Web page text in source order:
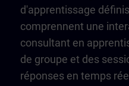
d'apprentissage
comprennent une
consultant en
de groupe et des
réponses en temps